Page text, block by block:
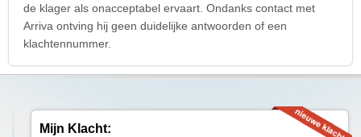
de klager als onacceptabel ervaart. Ondanks contact met
Arriva ontving hij geen duidelijke antwoorden of een
klachtennummer.
Mijn Klacht: